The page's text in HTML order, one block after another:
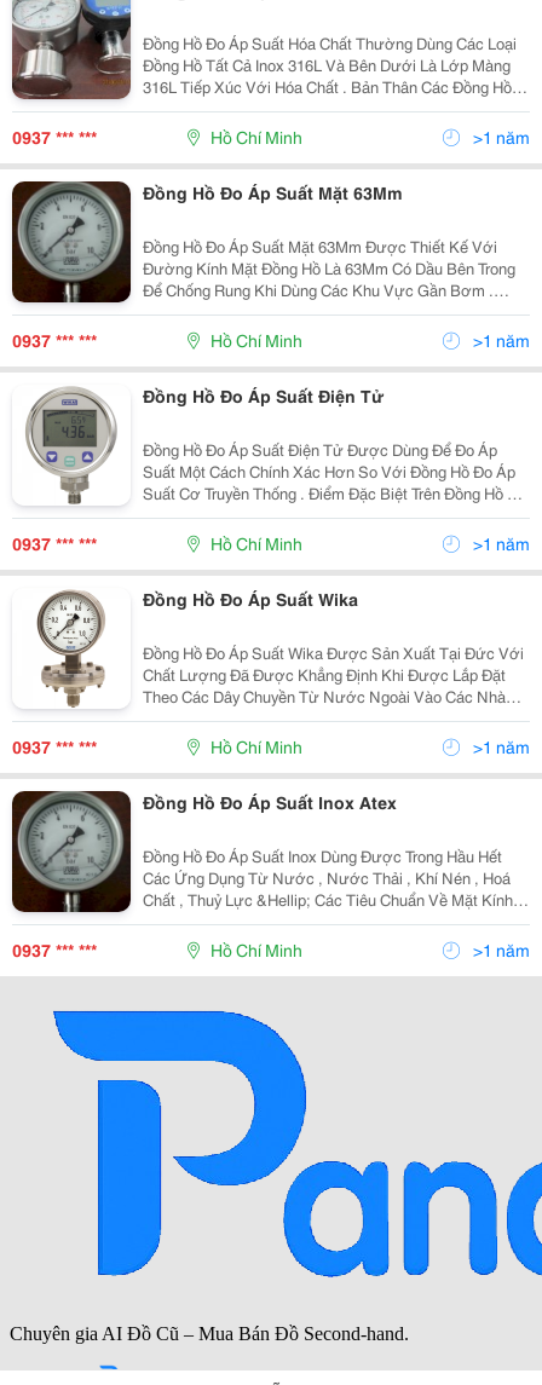
Đồng Hồ Đo Áp Suất Hóa Chất Thường Dùng Các Loại
Đồng Hồ Tất Cả Inox 316L Và Bên Dưới Là Lớp Màng
316L Tiếp Xúc Với Hóa Chất . Bản Thân Các Đồng Hồ
Đo Áp Suất Hóa Chất Cũng Phải Có Các Tiêu Chuẩn
Cao Như : Chống Cháy Nổ , Mặt Kính Đồng Hồ Phải Là
0937 *** *** Hồ Chí Minh >1 năm
Đồng Hồ Đo Áp Suất Mặt 63Mm
Đồng Hồ Đo Áp Suất Mặt 63Mm Được Thiết Kế Với
Đường Kính Mặt Đồng Hồ Là 63Mm Có Dầu Bên Trong
Để Chống Rung Khi Dùng Các Khu Vực Gần Bơm .
Chân Kết Nối Của Đồng Hồ Đo Áp Suất Mặt 63Mm Là
Loại Chân Đồng Nên Giá Thành Rất Cạnh Tranh Với Các
Sản Phẩm Kh
0937 *** *** Hồ Chí Minh >1 năm
Đồng Hồ Đo Áp Suất Điện Tử
Đồng Hồ Đo Áp Suất Điện Tử Được Dùng Để Đo Áp
Suất Một Cách Chính Xác Hơn So Với Đồng Hồ Đo Áp
Suất Cơ Truyền Thống . Điểm Đặc Biệt Trên Đồng Hồ Đo
Áp Suất Điện Tử Là Hiển Thị Số Một Cách Rõ Ràng Nên
Chúng Ta Có Thể Biết Chính Xác Áp Suất Đang Cần Đo
0937 *** *** Hồ Chí Minh >1 năm
Đồng Hồ Đo Áp Suất Wika
Đồng Hồ Đo Áp Suất Wika Được Sản Xuất Tại Đức Với
Chất Lượng Đã Được Khẳng Định Khi Được Lắp Đặt
Theo Các Dây Chuyền Từ Nước Ngoài Vào Các Nhà
Máy Lớn Như : Coca-Cola , Pepsi , Sabeco , Masan ,
Vbl , Vinamilk &Hellip; Kể Cả Các Nhà Máy Điện , Các
0937 *** *** Hồ Chí Minh >1 năm
Đồng Hồ Đo Áp Suất Inox Atex
Đồng Hồ Đo Áp Suất Inox Dùng Được Trong Hầu Hết
Các Ứng Dụng Từ Nước , Nước Thải , Khí Nén , Hoá
Chất , Thuỷ Lực &Hellip; Các Tiêu Chuẩn Về Mặt Kính
Cũng Được Nâng Cao Như Kính Cường Lực Chống Vỡ
, Trong Trường Hợp Vỡ Cũng Sẽ Vỡ Vụn Như Kính Ô Tô
0937 *** *** Hồ Chí Minh >1 năm